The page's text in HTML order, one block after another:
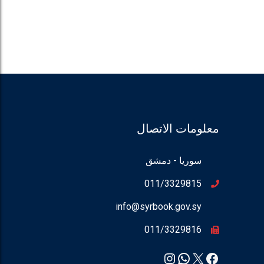
معلومات الاتصال
سوريا - دمشق
011/3329815
info@syrbook.gov.sy
011/3329816
Facebook
X
WhatsApp